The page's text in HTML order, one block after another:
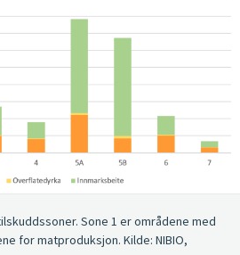
Sone 1 er områdene med
for matproduksjon. Kilde: NIBIO,